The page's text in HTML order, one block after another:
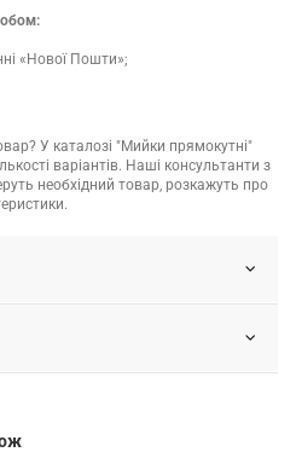
«Нової Пошти»;
У каталозі "Мийки прямокутні"
варіантів. Наші консультанти з
необхідний товар, розкажуть про